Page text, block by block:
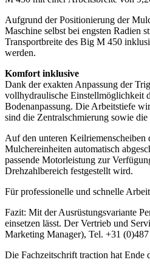
Aufgrund der Positionierung der
Maschine selbst bei engsten Radien
Transportbreite des Big M 450
werden.
Komfort inklusive
Dank der exakten Anpassung der
vollhydraulische Einstellmöglichkeit
Bodenanpassung. Die Arbeitstiefe
sind die Zentralschmierung sowie
Auf den unteren
Mulchereinheiten automatisch
passende Motorleistung zur
Drehzahlbereich festgestellt wird.
Für professionelle und schnelle
Fazit: Mit der Ausrüstungsvariante
einsetzen lässt. Der Vertrieb und
Marketing Manager), Tel. +31
Die Fachzeitschrift traction hat Ende